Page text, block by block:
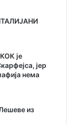
је
јер
нема
из